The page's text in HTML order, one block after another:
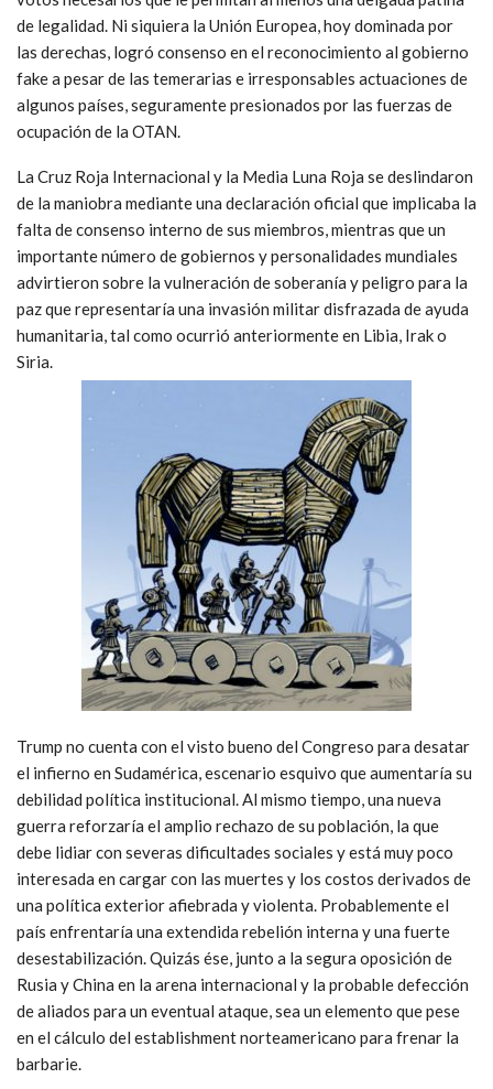
de legalidad. Ni siquiera la Unión Europea, hoy dominada por
las derechas, logró consenso en el reconocimiento al gobierno
fake a pesar de las temerarias e irresponsables actuaciones de
algunos países, seguramente presionados por las fuerzas de
ocupación de la OTAN.
La Cruz Roja Internacional y la Media Luna Roja se deslindaron
de la maniobra mediante una declaración oficial que implicaba la
falta de consenso interno de sus miembros, mientras que un
importante número de gobiernos y personalidades mundiales
advirtieron sobre la vulneración de soberanía y peligro para la
paz que representaría una invasión militar disfrazada de ayuda
humanitaria, tal como ocurrió anteriormente en Libia, Irak o
Siria.
Trump no cuenta con el visto bueno del Congreso para desatar
el infierno en Sudamérica, escenario esquivo que aumentaría su
debilidad política institucional. Al mismo tiempo, una nueva
guerra reforzaría el amplio rechazo de su población, la que
debe lidiar con severas dificultades sociales y está muy poco
interesada en cargar con las muertes y los costos derivados de
una política exterior afiebrada y violenta. Probablemente el
país enfrentaría una extendida rebelión interna y una fuerte
desestabilización. Quizás ése, junto a la segura oposición de
Rusia y China en la arena internacional y la probable defección
de aliados para un eventual ataque, sea un elemento que pese
en el cálculo del establishment norteamericano para frenar la
barbarie.